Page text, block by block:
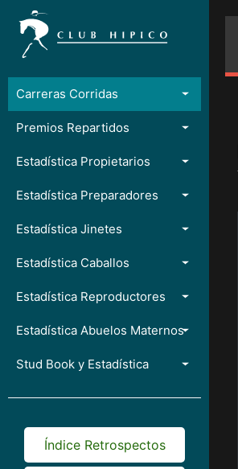
Carreras Corridas
Premios Repartidos
Estadística Propietarios
Estadística Preparadores
Estadística Jinetes
Estadística Caballos
Estadística Reproductores
Estadística Abuelos Maternos
Stud Book y Estadística
Índice Retrospectos